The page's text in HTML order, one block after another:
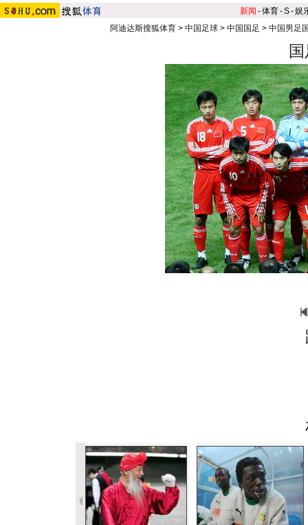
新闻 -体育-S-娱
阿迪达斯搜狐体育> 中国足球> 中国国足 > 中国男足